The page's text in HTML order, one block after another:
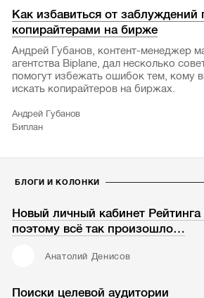
Как избавиться от
копирайтерами на бирже
Андрей Губанов, контент-менеджер
агентства Biplane, дал несколько
помогут избежать ошибок тем, кому
искать копирайтеров на биржах.
Андрей Губанов
Биплан
БЛОГИ И КОЛОНКИ
Новый личный кабинет Рейтинга
поэтому всё так произошло…
Анатолий Денисов
Поиски целевой аудитории